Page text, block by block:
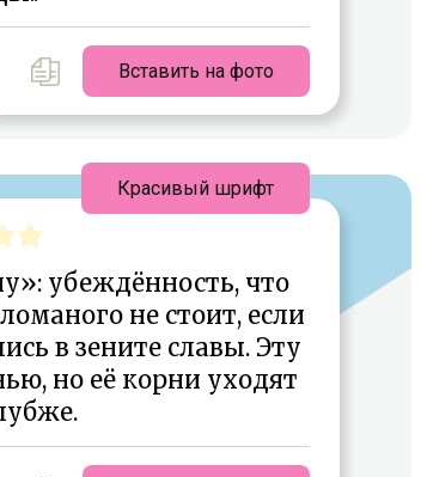
Вставить на фото
убеждённость, что
не стоит, если
в зените славы. Эту
но её корни уходят
Красивый шрифт